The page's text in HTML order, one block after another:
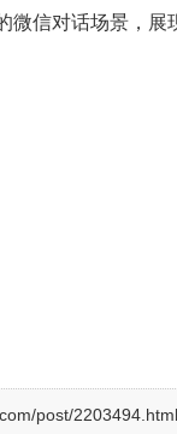
信对话场景，展
post/2203494.html